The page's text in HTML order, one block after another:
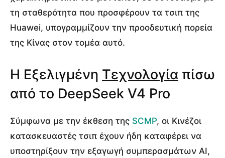
τη σταθερότητα που προσφέρουν τα τσιπ της
Huawei, υπογραμμίζουν την προοδευτική πορεία
της Κίνας στον τομέα αυτό.
Η Εξελιγμένη Τεχνολογία πίσω
από το DeepSeek V4 Pro
Σύμφωνα με την έκθεση της SCMP, οι Κινέζοι
κατασκευαστές τσιπ έχουν ήδη καταφέρει να
υποστηρίξουν την εξαγωγή συμπερασμάτων AI,